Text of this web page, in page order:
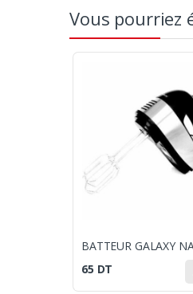
Vous pourriez
65 DT